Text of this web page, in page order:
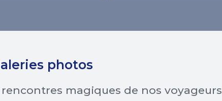
photos
rencontres magiques de nos voyageurs